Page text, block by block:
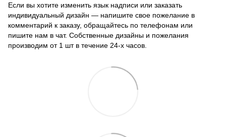
Если вы хотите изменить язык надписи или заказать
индивидуальный дизайн — напишите свое пожелание в
комментарий к заказу, обращайтесь по телефонам или
пишите нам в чат. Собственные дизайны и пожелания
производим от 1 шт в течение 24-х часов.